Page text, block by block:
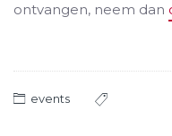
ontvangen, neem dan
events